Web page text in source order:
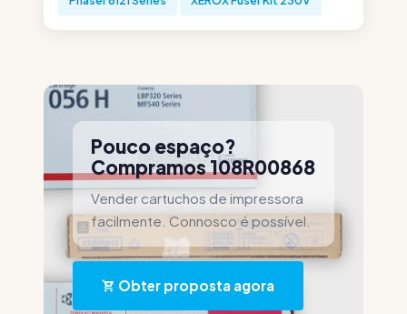
Pouco espaço?
Compramos 108R00868
Vender cartuchos de impressora
facilmente. Connosco é possível.
Obter proposta agora